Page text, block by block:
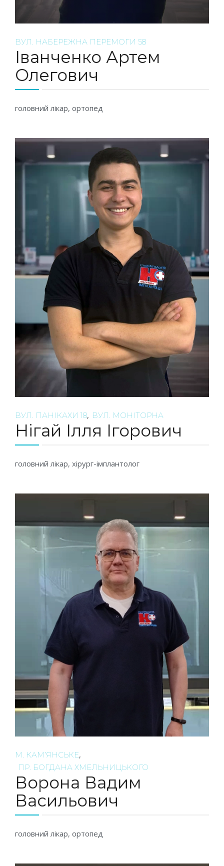
ВУЛ. НАБЕРЕЖНА ПЕРЕМОГИ 58
Іванченко Артем
Олегович
головний лікар, ортопед
ВУЛ. ПАНІКАХИ 18, ВУЛ. МОНІТОРНА
Нігай Ілля Ігорович
головний лікар, хірург-імплантолог
М. КАМ’ЯНСЬКЕ,
ПР. БОГДАНА ХМЕЛЬНИЦЬКОГО
Ворона Вадим
Васильович
головний лікар, ортопед